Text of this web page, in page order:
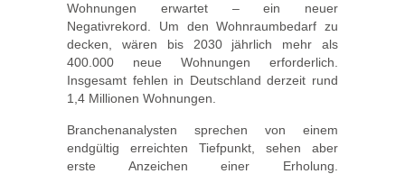
Wohnungen erwartet – ein neuer
Negativrekord. Um den Wohnraumbedarf zu
decken, wären bis 2030 jährlich mehr als
400.000 neue Wohnungen erforderlich.
Insgesamt fehlen in Deutschland derzeit rund
1,4 Millionen Wohnungen.
Branchenanalysten sprechen von einem
endgültig erreichten Tiefpunkt, sehen aber
erste Anzeichen einer Erholung.